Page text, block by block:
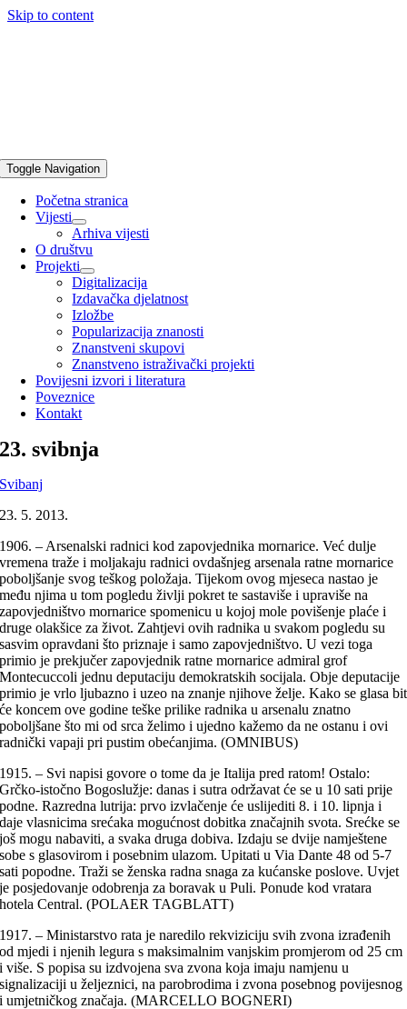
Skip to content
Toggle Navigation
Početna stranica
Vijesti
Arhiva vijesti
O društvu
Projekti
Digitalizacija
Izdavačka djelatnost
Izložbe
Popularizacija znanosti
Znanstveni skupovi
Znanstveno istraživački projekti
Povijesni izvori i literatura
Poveznice
Kontakt
23. svibnja
Svibanj
23. 5. 2013.
1906. – Arsenalski radnici kod zapovjednika mornarice. Već dulje
vremena traže i moljakaju radnici ovdašnjeg arsenala ratne mornarice
poboljšanje svog teškog položaja. Tijekom ovog mjeseca nastao je
među njima u tom pogledu življi pokret te sastaviše i upraviše na
zapovjedništvo mornarice spomenicu u kojoj mole povišenje plaće i
druge olakšice za život. Zahtjevi ovih radnika u svakom pogledu su
sasvim opravdani što priznaje i samo zapovjedništvo. U vezi toga
primio je prekjučer zapovjednik ratne mornarice admiral grof
Montecuccoli jednu deputaciju demokratskih socijala. Obje deputacije
primio je vrlo ljubazno i uzeo na znanje njihove želje. Kako se glasa bit
će koncem ove godine teške prilike radnika u arsenalu znatno
poboljšane što mi od srca želimo i ujedno kažemo da ne ostanu i ovi
radnički vapaji pri pustim obećanjima. (OMNIBUS)
1915. – Svi napisi govore o tome da je Italija pred ratom! Ostalo:
Grčko-istočno Bogoslužje: danas i sutra održavat će se u 10 sati prije
podne. Razredna lutrija: prvo izvlačenje će uslijediti 8. i 10. lipnja i
daje vlasnicima srećaka mogućnost dobitka značajnih svota. Srećke se
još mogu nabaviti, a svaka druga dobiva. Izdaju se dvije namještene
sobe s glasovirom i posebnim ulazom. Upitati u Via Dante 48 od 5-7
sati popodne. Traži se ženska radna snaga za kućanske poslove. Uvjet
je posjedovanje odobrenja za boravak u Puli. Ponude kod vratara
hotela Central. (POLAER TAGBLATT)
1917. – Ministarstvo rata je naredilo rekviziciju svih zvona izrađenih
od mjedi i njenih legura s maksimalnim vanjskim promjerom od 25 cm
i više. S popisa su izdvojena sva zvona koja imaju namjenu u
signalizaciji u željeznici, na parobrodima i zvona posebnog povijesnog
i umjetničkog značaja. (MARCELLO BOGNERI)